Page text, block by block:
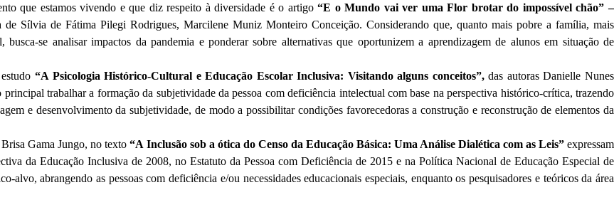
que estamos vivendo e que diz respeito à diversidade é o artigo“E o Mundo vai ver uma Flor brotar do impossível chão” –
de Sílvia de Fátima Pilegi Rodrigues, Marcilene Muniz Monteiro Conceição. Considerando que, quanto mais pobre a família, mais
se analisar impactos da pandemia e ponderar sobre alternativas que oportunizem a aprendizagem de alunos em situação de
“A Psicologia Histórico-Cultural e Educação Escolar Inclusiva: Visitando alguns conceitos”,das autoras Danielle Nunes
trabalhar a formação da subjetividade da pessoa com deficiência intelectual com base na perspectiva histórico-crítica, trazendo
e desenvolvimento da subjetividade, de modo a possibilitar condições favorecedoras a construção e reconstrução de elementos da
Brisa Gama Jungo, no texto“A Inclusão sob a ótica do Censo da Educação Básica: Uma Análise Dialética com as Leis”expressam
da Educação Inclusiva de 2008, no Estatuto da Pessoa com Deficiência de 2015 e na Política Nacional de Educação Especial de
abrangendo as pessoas com deficiência e/ou necessidades educacionais especiais, enquanto os pesquisadores e teóricos da área